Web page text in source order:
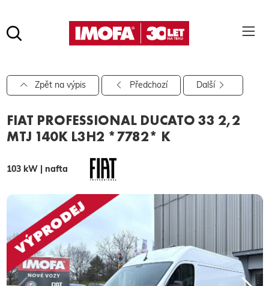
hledat
Pro vyhledávání zadejte alespoň 3 znaky.
Zpět na výpis Předchozí Další
FIAT PROFESSIONAL DUCATO 33 2,2
MTJ 140K L3H2 *7782* K
103 kW | nafta